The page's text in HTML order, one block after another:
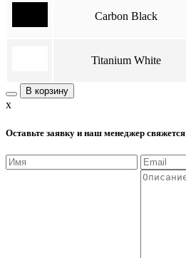
Carbon Black
Titanium White
В корзину
x
Оставьте заявку и наш менеджер